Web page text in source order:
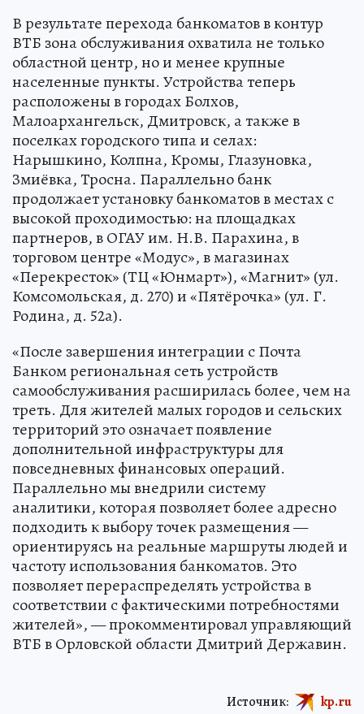
В результате перехода банкоматов в контур
ВТБ зона обслуживания охватила не только
областной центр, но и менее крупные
населенные пункты. Устройства теперь
расположены в городах Болхов,
Малоархангельск, Дмитровск, а также в
поселках городского типа и селах:
Нарышкино, Колпна, Кромы, Глазуновка,
Змиёвка, Тросна. Параллельно банк
продолжает установку банкоматов в местах с
высокой проходимостью: на площадках
партнеров, в ОГАУ им. Н.В. Парахина, в
торговом центре «Модус», в магазинах
«Перекресток» (ТЦ «Юнмарт»), «Магнит» (ул.
Комсомольская, д. 270) и «Пятёрочка» (ул. Г.
Родина, д. 52а).
«После завершения интеграции с Почта
Банком региональная сеть устройств
самообслуживания расширилась более, чем на
треть. Для жителей малых городов и сельских
территорий это означает появление
дополнительной инфраструктуры для
повседневных финансовых операций.
Параллельно мы внедрили систему
аналитики, которая позволяет более адресно
подходить к выбору точек размещения —
ориентируясь на реальные маршруты людей и
частоту использования банкоматов. Это
позволяет перераспределять устройства в
соответствии с фактическими потребностями
жителей», — прокомментировал управляющий
ВТБ в Орловской области Дмитрий Державин.
Источник: kp.ru